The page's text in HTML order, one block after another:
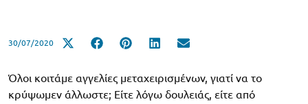
30/07/2020
Όλοι κοιτάμε αγγελίες μεταχειρισμένων, γιατί να το
κρύψωμεν άλλωστε; Είτε λόγω δουλειάς, είτε από